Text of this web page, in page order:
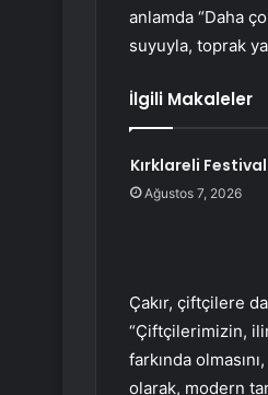
anlamda “Daha
suyuyla, toprak
İlgili Makaleler
Kırklareli
Ağustos 7, 2026
Çakır, çiftçilere
“Çiftçilerimizin,
farkında
olarak, modern